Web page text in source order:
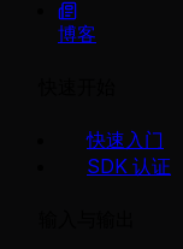
博客
快速入门
SDK 认证